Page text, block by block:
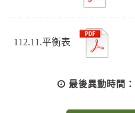
112.11.平衡表
最後異動時間：